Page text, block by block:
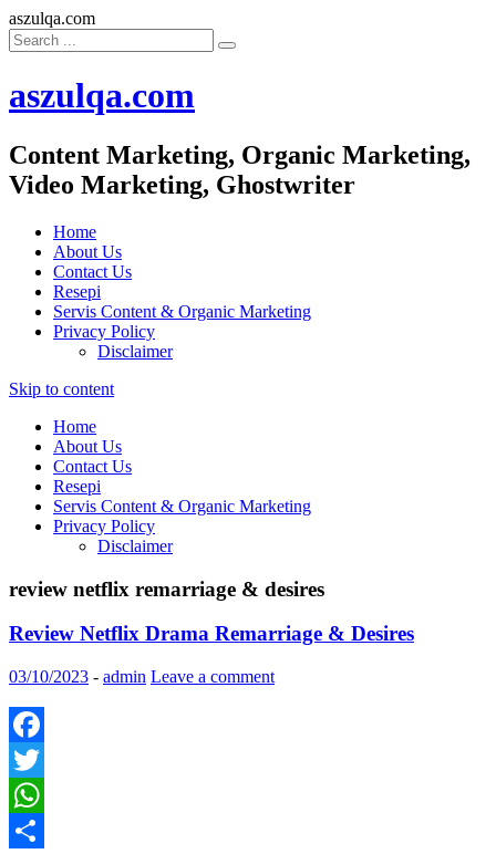
aszulqa.com
aszulqa.com
Content Marketing, Organic Marketing,
Video Marketing, Ghostwriter
Home
About Us
Contact Us
Resepi
Servis Content & Organic Marketing
Privacy Policy
Disclaimer
Skip to content
Home
About Us
Contact Us
Resepi
Servis Content & Organic Marketing
Privacy Policy
Disclaimer
review netflix remarriage & desires
Review Netflix Drama Remarriage & Desires
03/10/2023 - admin Leave a comment
Facebook
Twitter
WhatsApp